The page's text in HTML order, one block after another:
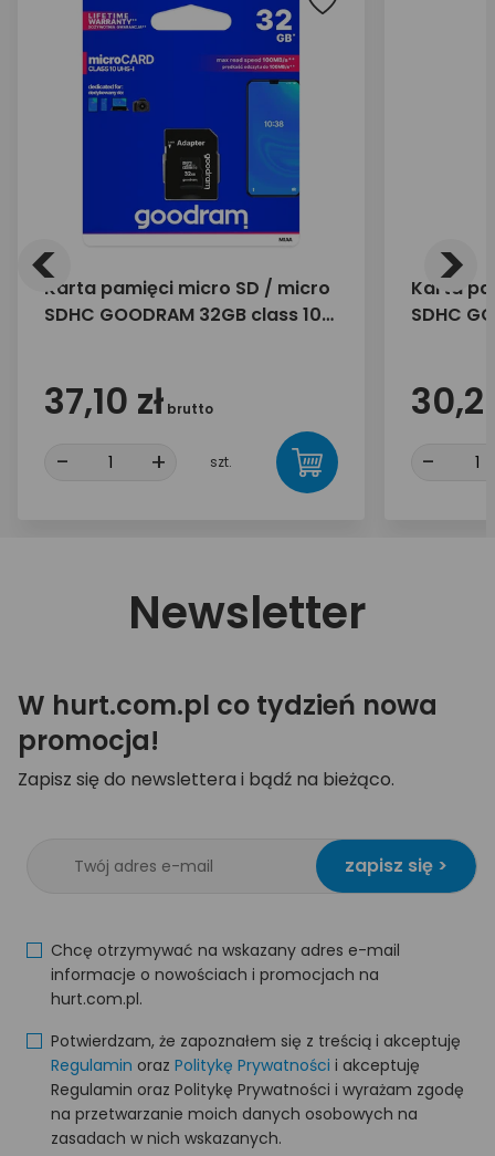
Karta pamięci micro SD / micro
SDHC GOODRAM 32GB class 10
37,10 zł brutto
- + szt.
Karta
SDHC
-
< >
Newsletter
W hurt.com.pl co tydzień nowa
promocja!
Zapisz się do newslettera i bądź na bieżąco.
zapisz się >
Chcę otrzymywać na wskazany adres e-mail
informacje o nowościach i promocjach na
hurt.com.pl.
Potwierdzam, że zapoznałem się z treścią i akceptuję
Regulamin oraz Politykę Prywatności i akceptuję
Regulamin oraz Politykę Prywatności i wyrażam zgodę
na przetwarzanie moich danych osobowych na
zasadach w nich wskazanych.